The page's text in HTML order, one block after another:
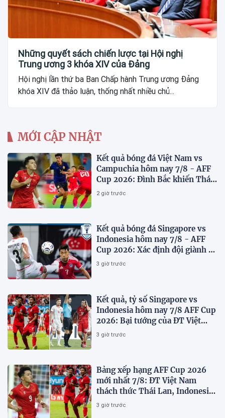
Những quyết sách chiến lược tại Hội nghị
Trung ương 3 khóa XIV của Đảng
Hội nghị lần thứ ba Ban Chấp hành Trung ương Đảng
khóa XIV đã thảo luận, thống nhất nhiều chủ...
MỚI CẬP NHẬT
Kết quả bóng đá Việt Nam vs
Campuchia hôm nay 7/8 - AFF
Cup 2026: Đình Bắc khiến Thái
Lan run sợ
2 giờ trước
Kết quả bóng đá Singapore vs
Indonesia hôm nay 7/8 - AFF
Cup 2026: Xác định đội giành vé
Bán kết
3 giờ trước
Kết quả, tỷ số Singapore vs
Indonesia hôm nay 7/8 AFF Cup
2026: Bại tướng của ĐT Việt
nam dừng bước sớm
3 giờ trước
Bảng xếp hạng AFF Cup 2026
mới nhất 7/8: ĐT Việt Nam
thách thức Thái Lan, Indonesia
dừng bước
3 giờ trước